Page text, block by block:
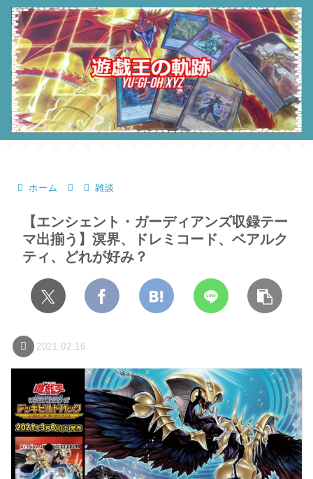
ホーム 雑談
【エンシェント・ガーディアンズ収録テー
マ出揃う】溟界、ドレミコード、ベアルク
ティ、どれが好み？
2021.02.16